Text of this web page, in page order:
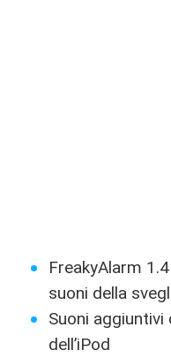
FreakyAlarm
suoni della
Suoni
dell’iPod